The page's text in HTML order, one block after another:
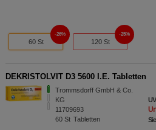
60 St
26%
120 St
25%
DEKRISTOLVIT D3 5600 I.E. Tabletten
Trommsdorff GmbH & Co.
KG
11709693
60 St Tabletten